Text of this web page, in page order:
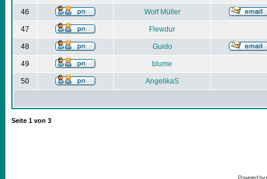
46 Wolf Müller
47 Flewdur
48 Guido
49 blume
50 AngelikaS
Seite 1 von 3
Powered by